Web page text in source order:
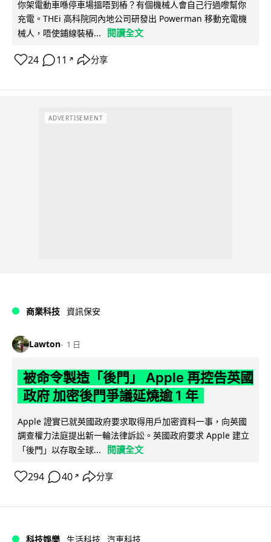
你架電動車喺停車場搵唔到樁？有個機械人會自己行過嚟幫你
充電。THEi 高科院同內地公司研發出 Powerman 移動充電機
械人，唔使鋪線裝樁...
閱讀全文
24 11 ↗ 分享
ADVERTISEMENT
商業科技 資訊保安
Lawton 1 日
被命令製造「後門」 Apple 再控告英國
政府 加密後門爭議延燒逾 1 年
Apple 證實已就英國政府要求取得用戶加密資料一事，向英國
調查權力法庭提出新一輪法律訴訟。英國政府要求 Apple 建立
「後門」以存取全球...
閱讀全文
294 40 ↗ 分享
科技娛樂 生活科技 汽車科技